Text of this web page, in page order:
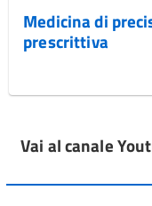
Medicina di
prescrittiva
Vai al canale